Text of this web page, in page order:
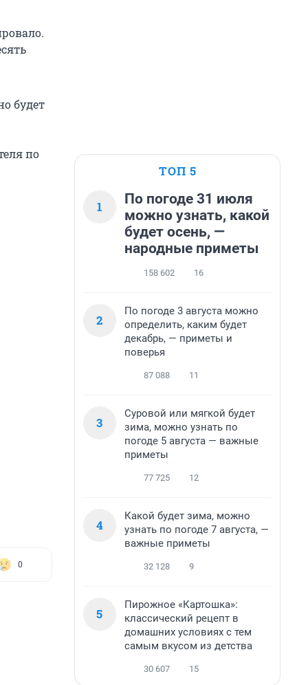
будет
по
0
ТОП 5
1
По погоде 31 июля
можно узнать, какой
будет осень, —
народные приметы
158 602 16
2
По погоде 3 августа можно
определить, каким будет
декабрь, — приметы и
поверья
87 088 11
3
Суровой или мягкой будет
зима, можно узнать по
погоде 5 августа — важные
приметы
77 725 12
4
Какой будет зима, можно
узнать по погоде 7 августа, —
важные приметы
32 128 9
5
Пирожное «Картошка»:
классический рецепт в
домашних условиях с тем
самым вкусом из детства
30 607 15